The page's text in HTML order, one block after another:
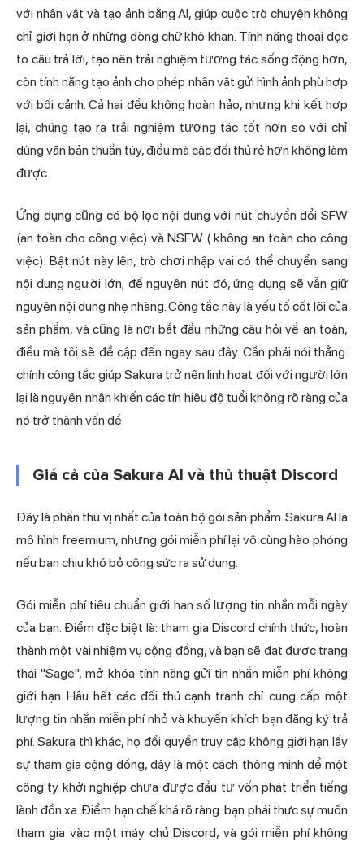
với nhân vật và tạo ảnh bằng AI, giúp cuộc trò chuyện không
chỉ giới hạn ở những dòng chữ khô khan. Tính năng thoại đọc
to câu trả lời, tạo nên trải nghiệm tương tác sống động hơn,
còn tính năng tạo ảnh cho phép nhân vật gửi hình ảnh phù hợp
với bối cảnh. Cả hai đều không hoàn hảo, nhưng khi kết hợp
lại, chúng tạo ra trải nghiệm tương tác tốt hơn so với chỉ
dùng văn bản thuần túy, điều mà các đối thủ rẻ hơn không làm
được.
Ứng dụng cũng có bộ lọc nội dung với nút chuyển đổi SFW
(an toàn cho công việc) và NSFW ( không an toàn cho công
việc). Bật nút này lên, trò chơi nhập vai có thể chuyển sang
nội dung người lớn; để nguyên nút đó, ứng dụng sẽ vẫn giữ
nguyên nội dung nhẹ nhàng. Công tắc này là yếu tố cốt lõi của
sản phẩm, và cũng là nơi bắt đầu những câu hỏi về an toàn,
điều mà tôi sẽ đề cập đến ngay sau đây. Cần phải nói thẳng:
chính công tắc giúp Sakura trở nên linh hoạt đối với người lớn
lại là nguyên nhân khiến các tín hiệu độ tuổi không rõ ràng của
nó trở thành vấn đề.
Giá cả của Sakura AI và thủ thuật Discord
Đây là phần thú vị nhất của toàn bộ gói sản phẩm. Sakura AI là
mô hình freemium, nhưng gói miễn phí lại vô cùng hào phóng
nếu bạn chịu khó bỏ công sức ra sử dụng.
Gói miễn phí tiêu chuẩn giới hạn số lượng tin nhắn mỗi ngày
của bạn. Điểm đặc biệt là: tham gia Discord chính thức, hoàn
thành một vài nhiệm vụ cộng đồng, và bạn sẽ đạt được trạng
thái "Sage", mở khóa tính năng gửi tin nhắn miễn phí không
giới hạn. Hầu hết các đối thủ cạnh tranh chỉ cung cấp một
lượng tin nhắn miễn phí nhỏ và khuyến khích bạn đăng ký trả
phí. Sakura thì khác, họ đổi quyền truy cập không giới hạn lấy
sự tham gia cộng đồng, đây là một cách thông minh để một
công ty khởi nghiệp chưa được đầu tư vốn phát triển tiếng
lành đồn xa. Điểm hạn chế khá rõ ràng: bạn phải thực sự muốn
tham gia vào một máy chủ Discord, và gói miễn phí không